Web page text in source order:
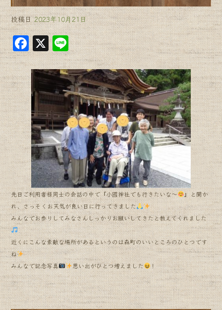
投稿日 2023年10月21日
F
a
c
e
b
o
o
k
X Li
n
e
先日ご利用者様同士の会話の中で『小國神社でも行きたいな〜
』と聞か
れ、さっそくお天気が良い日に行ってきました
みんなでお参りしてみなさんしっかりお願いしてきたと教えてくれました
近くにこんな素敵な場所があるというのは森町のいいところのひとつです
ね
みんなで記念写真
思い出がひとつ増えました ！